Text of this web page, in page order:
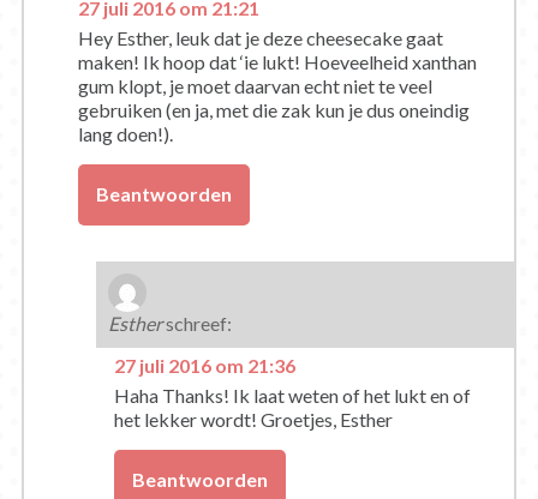
27 juli 2016 om 21:21
Hey Esther, leuk dat je deze cheesecake gaat
maken! Ik hoop dat ‘ie lukt! Hoeveelheid xanthan
gum klopt, je moet daarvan echt niet te veel
gebruiken (en ja, met die zak kun je dus oneindig
lang doen!).
Beantwoorden
Estherschreef:
27 juli 2016 om 21:36
Haha Thanks! Ik laat weten of het lukt en of
het lekker wordt! Groetjes, Esther
Beantwoorden